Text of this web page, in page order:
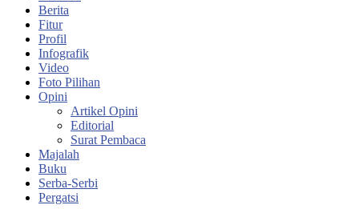
Berita
Fitur
Profil
Infografik
Video
Foto Pilihan
Opini
Artikel Opini
Editorial
Surat Pembaca
Majalah
Buku
Serba-Serbi
Pergatsi